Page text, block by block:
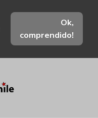
Ok,
comprendido!